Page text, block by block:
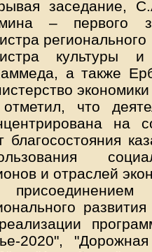
заседание,
– первого
культуры
а также
что
на
благосостояния
и отраслей
2020",